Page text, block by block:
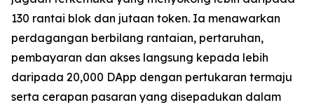
130 rantai blok dan jutaan token. Ia menawarkan
perdagangan berbilang rantaian, pertaruhan,
pembayaran dan akses langsung kepada lebih
daripada 20,000 DApp dengan pertukaran termaju
serta cerapan pasaran yang disepadukan dalam